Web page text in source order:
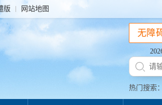
版 网站地图
热门搜索：
无障